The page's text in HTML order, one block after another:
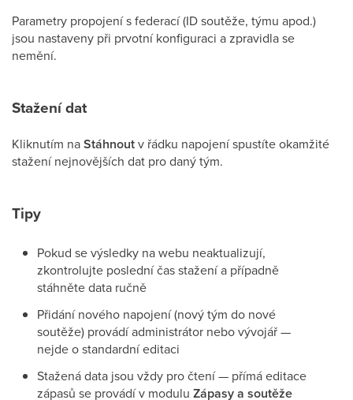
Parametry propojení s federací (ID soutěže, týmu apod.)
jsou nastaveny při prvotní konfiguraci a zpravidla se
nemění.
Stažení dat
Kliknutím naStáhnoutv řádku napojení spustíte okamžité
stažení nejnovějších dat pro daný tým.
Tipy
Pokud se výsledky na webu neaktualizují,
zkontrolujte poslední čas stažení a případně
stáhněte data ručně
Přidání nového napojení (nový tým do nové
soutěže) provádí administrátor nebo vývojář —
nejde o standardní editaci
Stažená data jsou vždy pro čtení — přímá editace
zápasů se provádí v modulu Zápasy a soutěže